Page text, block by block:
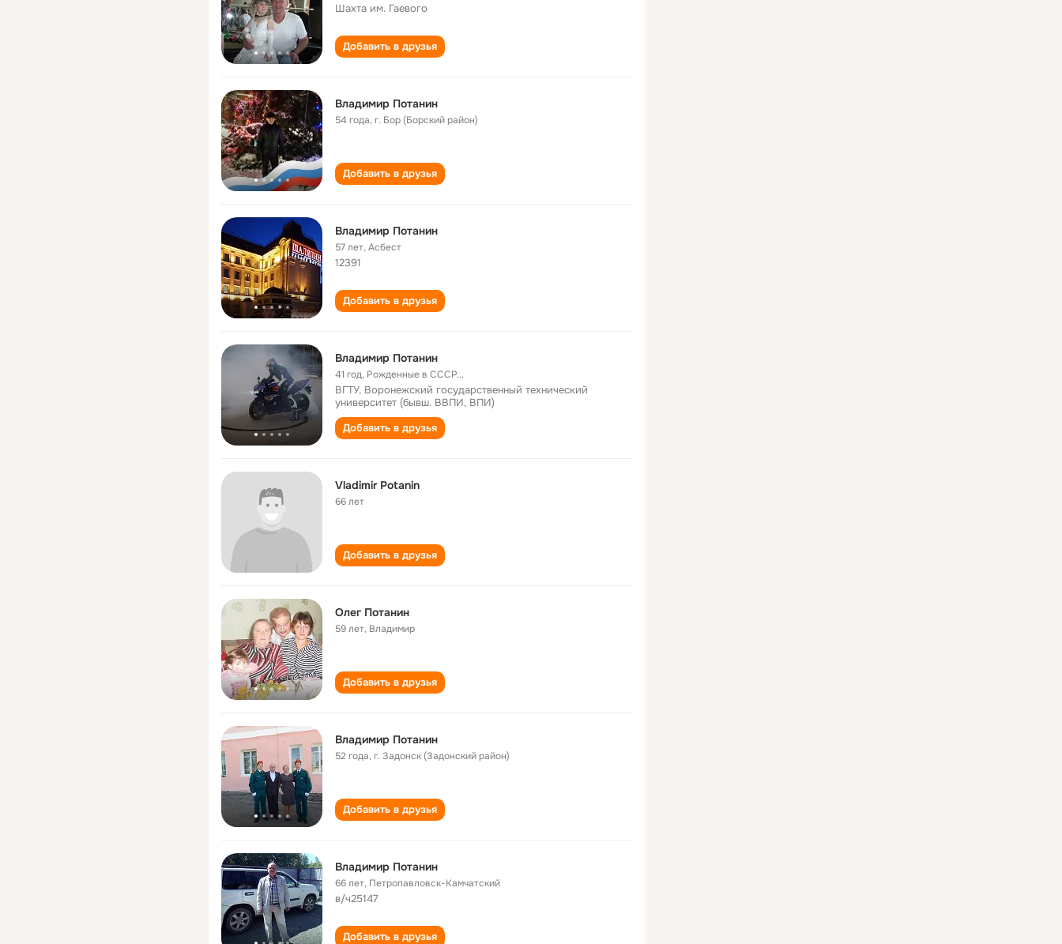
Шахта им. Гаевого
Добавить в друзья
Владимир Потанин
54 года,г. Бор (Борский район)
Добавить в друзья
Владимир Потанин
57 лет,Асбест
12391
Добавить в друзья
Владимир Потанин
41 год, Рожденные в СССР...
ВГТУ, Воронежский государственный технический
университет (бывш. ВВПИ, ВПИ)
Добавить в друзья
Vladimir Potanin
66 лет
Добавить в друзья
Олег Потанин
59 лет, Владимир
Добавить в друзья
Владимир Потанин
52 года,г. Задонск (Задонский район)
Добавить в друзья
Владимир Потанин
66 лет, Петропавловск-Камчатский
в/ч25147
Добавить в друзья